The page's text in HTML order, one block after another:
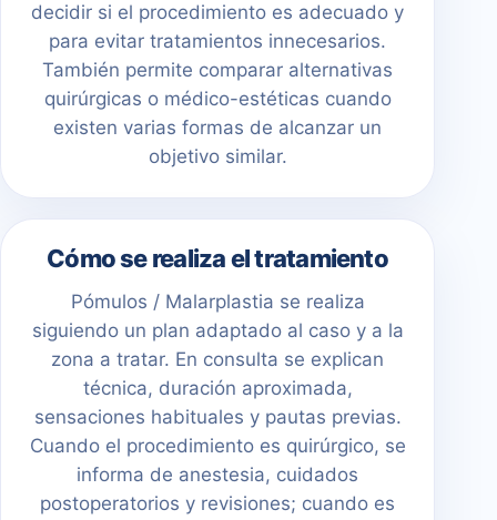
decidir si el procedimiento es adecuado y
para evitar tratamientos innecesarios.
También permite comparar alternativas
quirúrgicas o médico-estéticas cuando
existen varias formas de alcanzar un
objetivo similar.
Cómo se realiza el tratamiento
Pómulos / Malarplastia se realiza
siguiendo un plan adaptado al caso y a la
zona a tratar. En consulta se explican
técnica, duración aproximada,
sensaciones habituales y pautas previas.
Cuando el procedimiento es quirúrgico, se
informa de anestesia, cuidados
postoperatorios y revisiones; cuando es